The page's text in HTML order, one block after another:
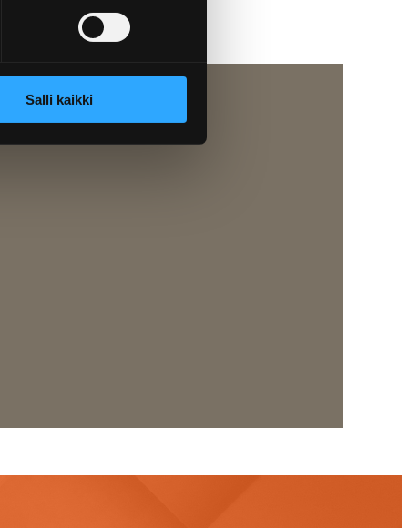
Salli kaikki